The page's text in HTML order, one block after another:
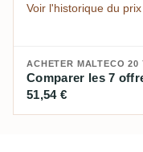
Voir l'historique du prix
ACHETER MALTECO 20
Comparer les 7
51,54 €